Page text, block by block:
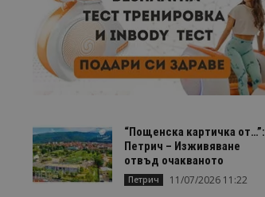
“Пощенска картичка от…”:
Петрич – Изживяване
отвъд очакваното
Петрич 11/07/2026 11:22